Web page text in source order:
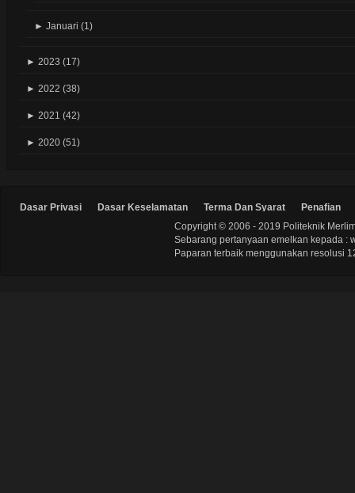
► Januari (1)
► 2023 (17)
► 2022 (38)
► 2021 (42)
► 2020 (51)
Dasar Privasi Dasar Keselamatan Terma Dan Syarat
Penafian
Copyright © 2006 - 2019 Politeknik
Sebarang pertanyaan emelkan kepada :
Paparan terbaik menggunakan resolusi